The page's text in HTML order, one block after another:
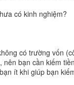
có kinh nghiệm?
có trường vốn
bạn cần kiếm
ít khi giúp bạn